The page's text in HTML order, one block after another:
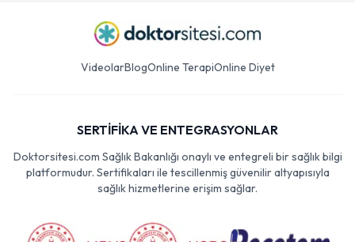
VideolarBlogOnline TerapiOnline Diyet
SERTİFİKA VE ENTEGRASYONLAR
Doktorsitesi.com Sağlık Bakanlığı onaylı ve entegreli bir sağlık bilgi
platformudur. Sertifikaları ile tescillenmiş güvenilir altyapısıyla
sağlık hizmetlerine erişim sağlar.